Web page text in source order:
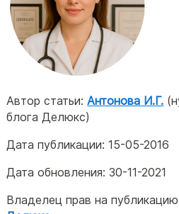
Автор статьи:Антонова И.Г.
блога Делюкс)
Дата публикации:15-05-2016
Дата обновления:30-11-2021
Владелец прав на